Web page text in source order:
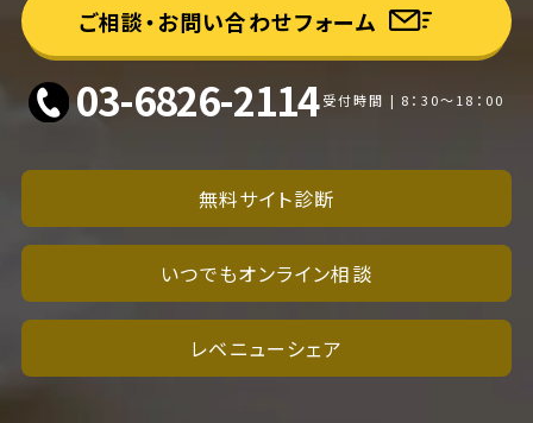
ご相談・お問い合わせフォーム
03-6826-2114 受付時間 | 8：30～18：00
無料サイト診断
いつでもオンライン相談
レベニューシェア